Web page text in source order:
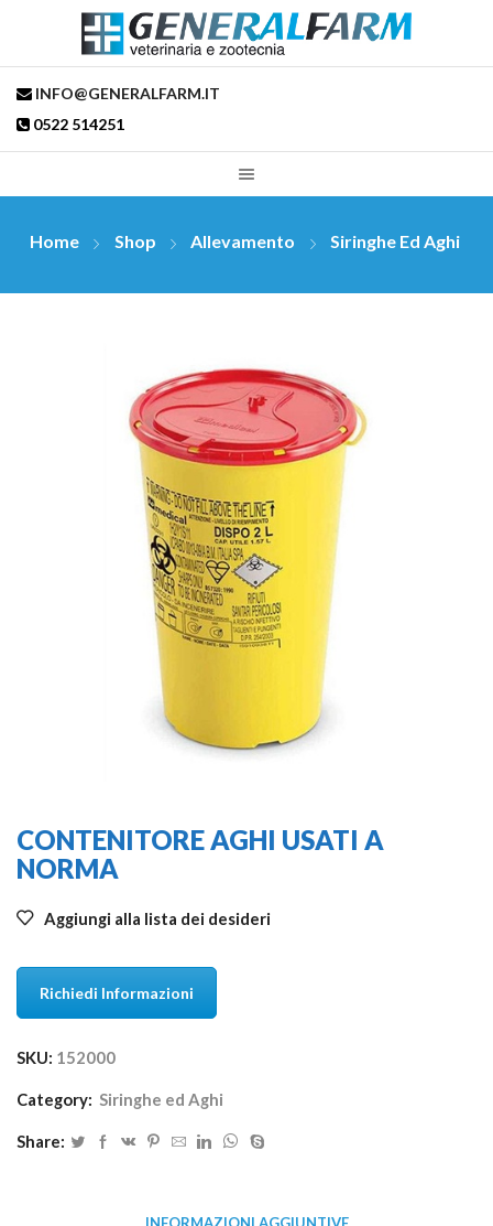
INFO@GENERALFARM.IT
0522 514251
Home Shop Allevamento Siringhe Ed Aghi
CONTENITORE AGHI USATI A
NORMA
Aggiungi alla lista dei desideri
Richiedi Informazioni
SKU: 152000
Category: Siringhe ed Aghi
Share: